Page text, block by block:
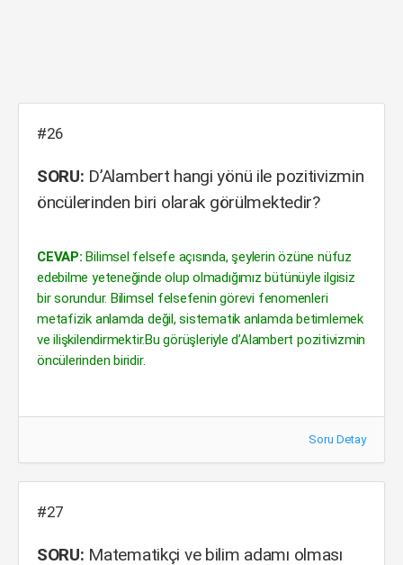
#26
SORU: D’Alambert hangi yönü ile pozitivizmin
öncülerinden biri olarak görülmektedir?
CEVAP: Bilimsel felsefe açısında, şeylerin özüne nüfuz
edebilme yeteneğinde olup olmadığımız bütünüyle ilgisiz
bir sorundur. Bilimsel felsefenin görevi fenomenleri
metafizik anlamda değil, sistematik anlamda betimlemek
ve ilişkilendirmektir.Bu görüşleriyle d’Alambert pozitivizmin
öncülerinden biridir.
Soru Detay
#27
SORU: Matematikçi ve bilim adamı olması